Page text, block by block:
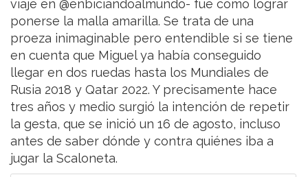
viaje en @enbiciandoalmundo- fue como lograr
ponerse la malla amarilla. Se trata de una
proeza inimaginable pero entendible si se tiene
en cuenta que Miguel ya había conseguido
llegar en dos ruedas hasta los Mundiales de
Rusia 2018 y Qatar 2022. Y precisamente hace
tres años y medio surgió la intención de repetir
la gesta, que se inició un 16 de agosto, incluso
antes de saber dónde y contra quiénes iba a
jugar la Scaloneta.